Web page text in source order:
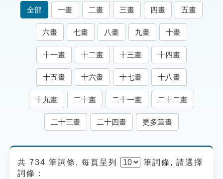
索引選單
知識索引
單字索引
生命大百科索引
遊戲專區
貓頭鷹博士
全部 一畫 二畫 三畫 四畫 五畫
六畫 七畫 八畫 九畫 十畫
十一畫 十二畫 十三畫 十四畫
十五畫 十六畫 十七畫 十八畫
十九畫 二十畫 二十一畫 二十二畫
二十三畫 二十四畫 更多筆畫
共 734 筆詞條, 每頁呈列 筆詞條, 請選擇
詞條：